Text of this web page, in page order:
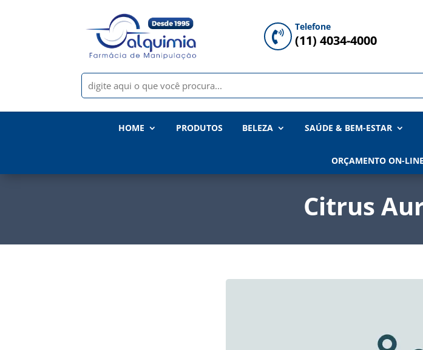

Telefone
(11) 4034-4000
HOME PRODUTOS BELEZA SAÚDE & BEM-ESTAR
ORÇAMENTO ON-LINE
Citrus